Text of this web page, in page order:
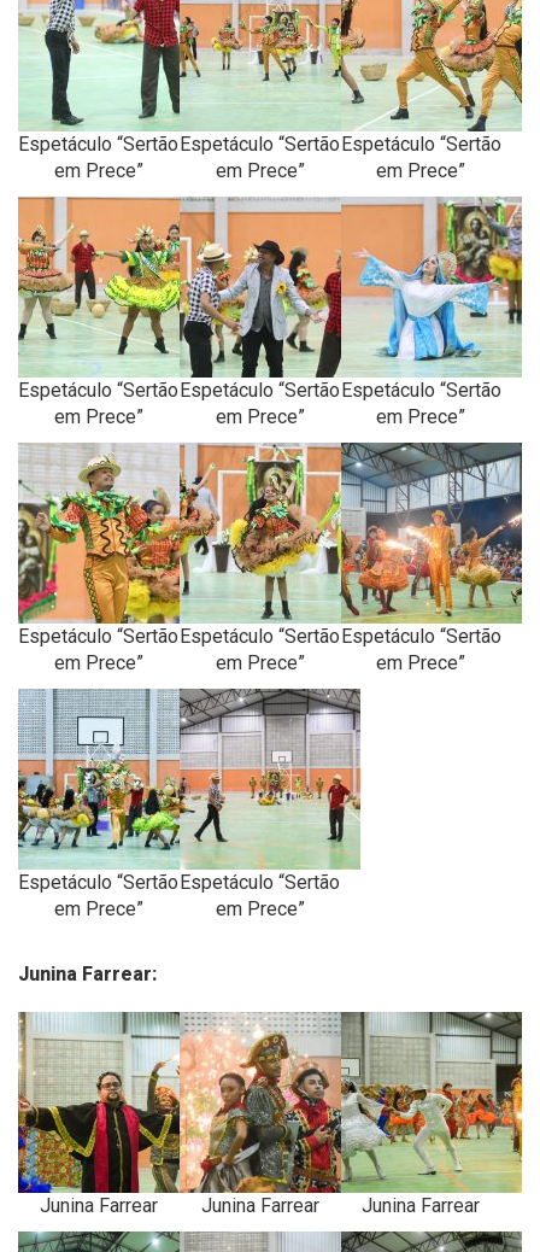
Espetáculo “Sertão
em Prece”
Espetáculo “Sertão
em Prece”
Espetáculo “Sertão
em Prece”
Espetáculo “Sertão
em Prece”
Espetáculo “Sertão
em Prece”
Espetáculo “Sertão
em Prece”
Espetáculo “Sertão
em Prece”
Espetáculo “Sertão
em Prece”
Espetáculo “Sertão
em Prece”
Espetáculo “Sertão
em Prece”
Espetáculo “Sertão
em Prece”
Junina Farrear:
Junina Farrear Junina Farrear Junina Farrear